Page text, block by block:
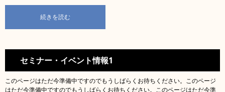
続きを読む
セミナー・イベント情報1
このページはただ今準備中ですのでもうしばらくお待ちください。このページ
はただ今準備中ですのでもうしばらくお待ちください。このページはただ今準